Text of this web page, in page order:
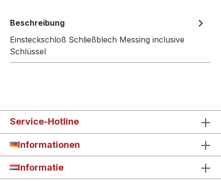
Beschreibung
Einsteckschloß Schließblech Messing inclusive
Schlüssel
Service-Hotline
Informationen
Informatie